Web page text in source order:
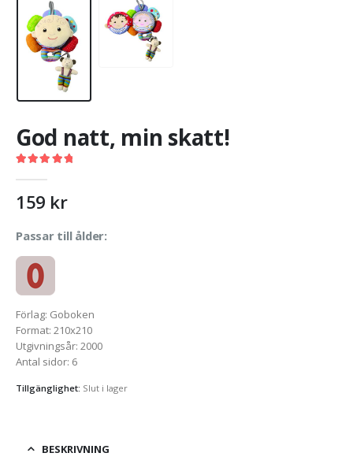
God natt, min skatt!
159 kr
Passar till ålder:
Förlag: Goboken
Format: 210x210
Utgivningsår: 2000
Antal sidor: 6
Tillgänglighet: Slut i lager
BESKRIVNING